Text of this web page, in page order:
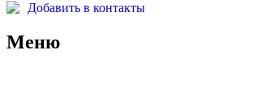
Добавить в контакты
Меню